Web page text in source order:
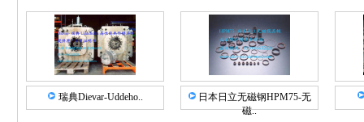
瑞典Dievar-Uddeho..
日本日立无磁钢HPM75-无
磁..